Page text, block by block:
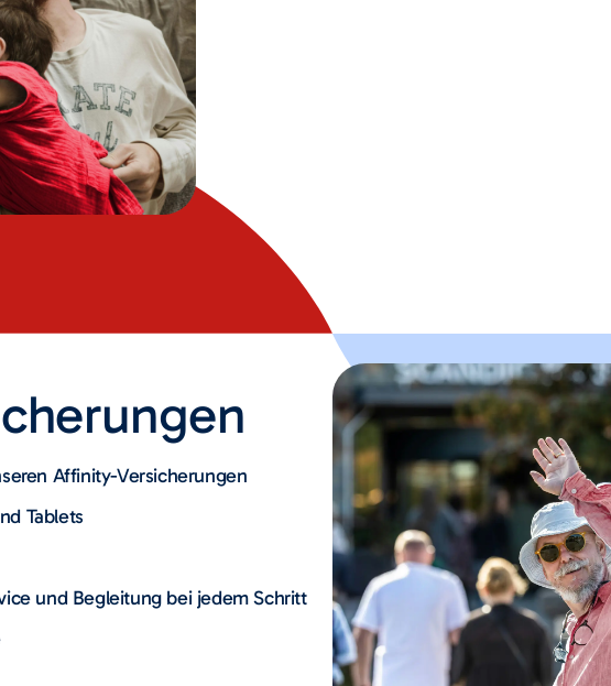
Affinity-Versicherungen
Tablets
und Begleitung bei jedem Schritt